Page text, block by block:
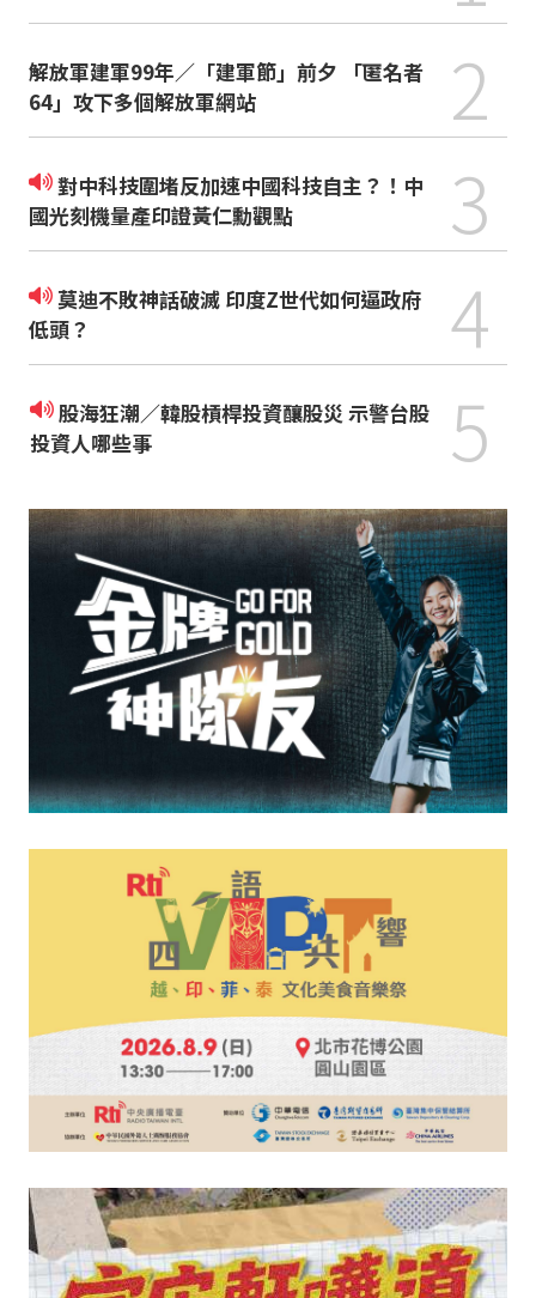
解放軍建軍99年／「建軍節」前夕 「匿名者
64」攻下多個解放軍網站
2
對中科技圍堵反加速中國科技自主？！中
國光刻機量產印證黃仁勳觀點
3
莫迪不敗神話破滅 印度Z世代如何逼政府
低頭？
4
股海狂潮／韓股槓桿投資釀股災 示警台股
投資人哪些事
5